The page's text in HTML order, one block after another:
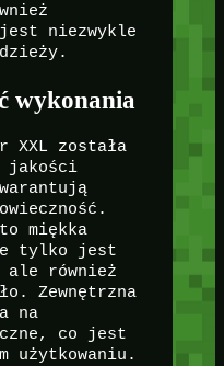
niezwykle
wykonania
XXL została
jakości
miękka
tylko jest
ale również
Zewnętrzna
na
co jest
użytkowaniu.